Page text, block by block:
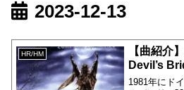
2023-12-13
HR/HM
【曲紹介
Devil’s
1981年にド